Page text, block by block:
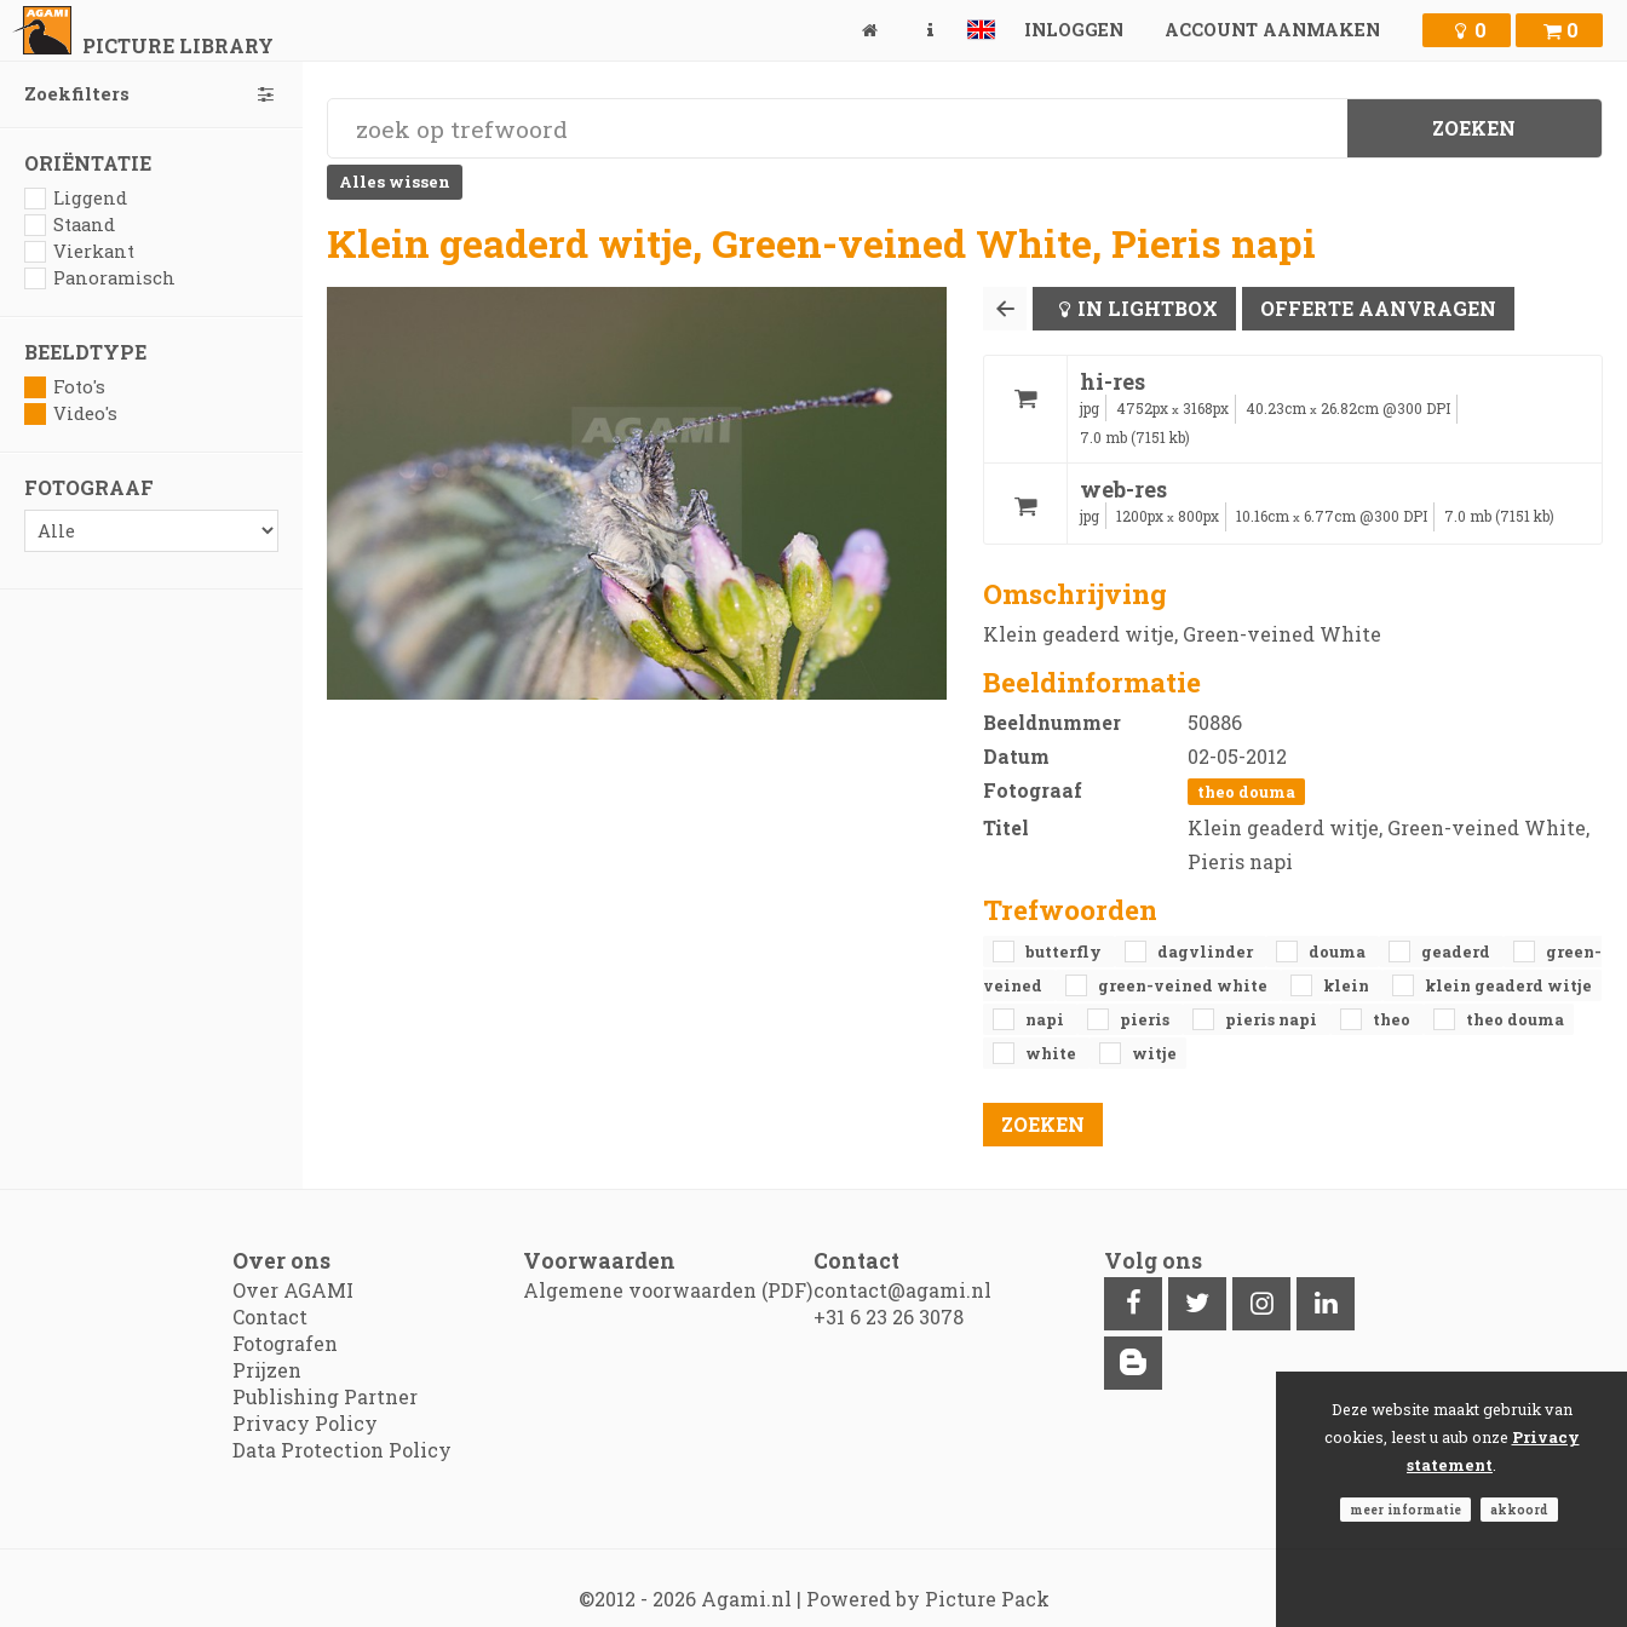
PICTURE LIBRARY
INLOGGEN ACCOUNT AANMAKEN 0 0
Zoekfilters
ORIËNTATIE
Liggend
Staand
Vierkant
Panoramisch
BEELDTYPE
Foto's
Video's
FOTOGRAAF
Alles wissen
Klein geaderd witje, Green-veined White, Pieris napi
IN LIGHTBOX OFFERTE AANVRAGEN
hi-res
jpg 4752px x 3168px 40.23cm x 26.82cm @300 DPI
7.0 mb (7151 kb)
web-res
jpg 1200px x 800px 10.16cm x 6.77cm @300 DPI 7.0 mb (7151 kb)
Omschrijving
Klein geaderd witje, Green-veined White
Beeldinformatie
Beeldnummer
50886
Datum
02-05-2012
Fotograaf
theo douma
Titel
Klein geaderd witje, Green-veined White,
Pieris napi
Trefwoorden
butterfly dagvlinder douma geaderd
green-
veined
green-veined white klein
klein geaderd witje
napi
pieris pieris napi theo
theo douma
white
witje
Over ons
Over AGAMI
Contact
Fotografen
Prijzen
Publishing Partner
Privacy Policy
Data Protection Policy
Voorwaarden
Algemene voorwaarden (PDF)
Contact
contact@agami.nl
+31 6 23 26 3078
Volg ons
©2012 - 2026 Agami.nl | Powered by Picture Pack
Deze website maakt gebruik van
cookies, leest u aub onze Privacy
statement
meer informatie akkoord